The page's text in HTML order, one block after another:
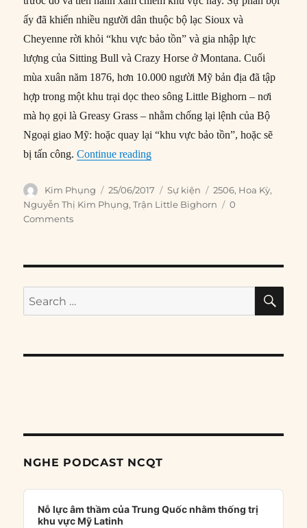
ấy đã khiến nhiều người dân thuộc bộ lạc Sioux và
Cheyenne rời khỏi “khu vực bảo tồn” và gia nhập lực
lượng của Sitting Bull và Crazy Horse ở Montana. Cuối
mùa xuân năm 1876, hơn 10.000 người Mỹ bản địa đã tập
hợp trong một khu trại dọc theo sông Little Bighorn – nơi
mà họ gọi là Greasy Grass – nhằm chống lại lệnh của Bộ
Ngoại giao Mỹ: hoặc quay lại “khu vực bảo tồn”, hoặc sẽ
bị tấn công.Continue reading“25/06/1876: Trận Little Bighorn
Author
Kim Phụng
Posted
on
25/06/2017 Categories
Sự kiện Tags
2506, Hoa Kỳ,
Nguyễn Thị Kim Phụng,Trận Little Bighorn
0
Comments
Search
for:
NGHE PODCAST NCQT
Audio
Player
Nỗ lực âm thầm của Trung Quốc nhằm thống trị
khu vực Mỹ Latinh